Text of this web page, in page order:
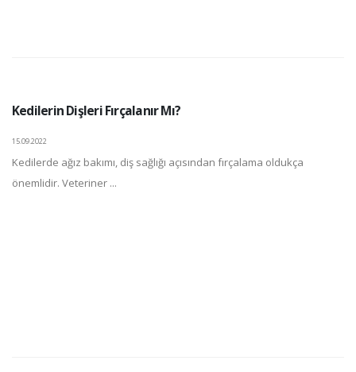
Kedilerin Dişleri Fırçalanır Mı?
15.09.2022
Kedilerde ağız bakımı, diş sağlığı açısından fırçalama oldukça
önemlidir. Veteriner ...